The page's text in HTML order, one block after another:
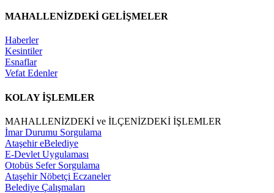
MAHALLENİZDEKİ GELİŞMELER
Haberler
Kesintiler
Esnaflar
Vefat Edenler
KOLAY İŞLEMLER
MAHALLENİZDEKİ ve İLÇENİZDEKİ İŞLEMLER
İmar Durumu Sorgulama
Ataşehir eBelediye
E-Devlet Uygulaması
Otobüs Sefer Sorgulama
Ataşehir Nöbetçi Eczaneler
Belediye Çalışmaları